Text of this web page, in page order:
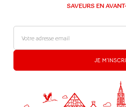
SAVEURS EN
JE